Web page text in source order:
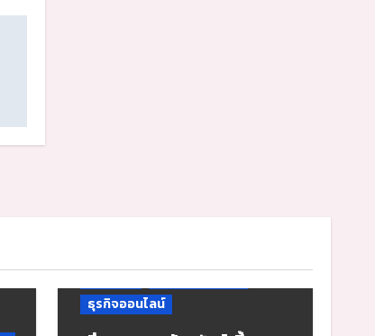
ธุรกิจออนไลน์